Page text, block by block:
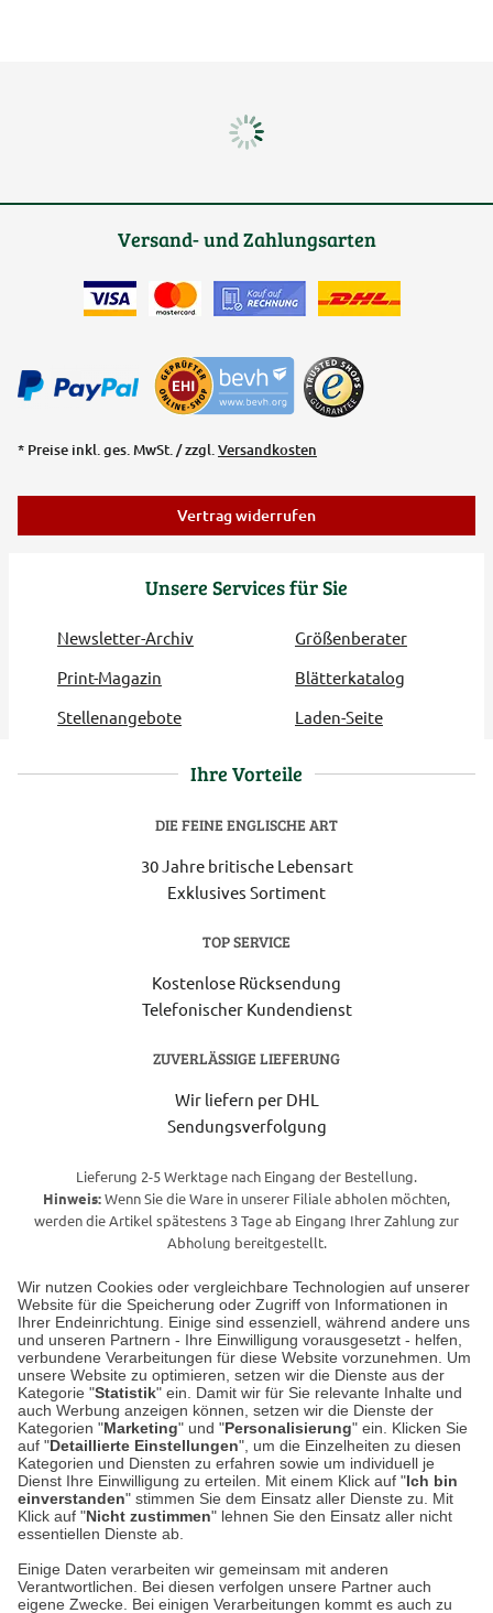
Wir nutzen Cookies oder vergleichbare Technologien auf unserer
Website für die Speicherung oder Zugriff von Informationen in
Ihrer Endeinrichtung. Einige sind essenziell, während andere uns
und unseren Partnern - Ihre Einwilligung vorausgesetzt - helfen,
verbundene Verarbeitungen für diese Website vorzunehmen. Um
unsere Website zu optimieren, setzen wir die Dienste aus der
Kategorie "Statistik" ein. Damit wir für Sie relevante Inhalte und
auch Werbung anzeigen können, setzen wir die Dienste der
Kategorien "Marketing" und "Personalisierung" ein. Klicken Sie
auf "Detaillierte Einstellungen", um die Einzelheiten zu diesen
Kategorien und Diensten zu erfahren sowie um individuell je
Dienst Ihre Einwilligung zu erteilen. Mit einem Klick auf "Ich bin
einverstanden" stimmen Sie dem Einsatz aller Dienste zu. Mit
Klick auf "Nicht zustimmen" lehnen Sie den Einsatz aller nicht
essentiellen Dienste ab.
Einige Daten verarbeiten wir gemeinsam mit anderen
Verantwortlichen. Bei diesen verfolgen unsere Partner auch
eigene Zwecke. Bei einigen Verarbeitungen kommt es auch zu
Unsere Services für Sie
Newsletter-Archiv
Größenberater
Print-Magazin
Blätterkatalog
Stellenangebote
Laden-Seite
Versand- und Zahlungsarten
* Preise inkl. ges. MwSt. / zzgl.Versandkosten
Vertrag widerrufen
Ihre Vorteile
DIE FEINE ENGLISCHE ART
30 Jahre britische Lebensart
Exklusives Sortiment
TOP SERVICE
Kostenlose Rücksendung
Telefonischer Kundendienst
ZUVERLÄSSIGE LIEFERUNG
Wir liefern per DHL
Sendungsverfolgung
Lieferung 2-5 Werktage nach Eingang der Bestellung.
Hinweis:Wenn Sie die Ware in unserer Filiale abholen möchten,
werden die Artikel spätestens 3 Tage ab Eingang Ihrer Zahlung zur
Abholung bereitgestellt.
Unser Geschäft in Meckenheim
Auf dem Steinbüchel 6
53340 Meckenheim
Montag bis Samstag 9:00 Uhr bis 18:00 Uhr
weitere Information
Hier finden Sie uns im Netz